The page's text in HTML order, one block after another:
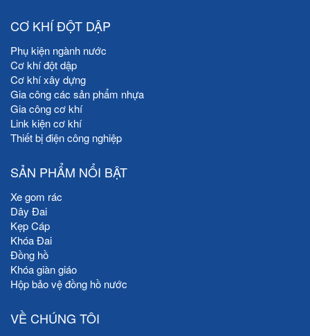
CƠ KHÍ ĐỘT DẬP
Phụ kiện ngành nước
Cơ khí đột dập
Cơ khí xây dựng
Gia công các sản phẩm nhựa
Gia công cơ khí
Link kiện cơ khí
Thiết bị điện công nghiệp
SẢN PHẨM NỔI BẬT
Xe gom rác
Dây Đai
Kẹp Cáp
Khóa Đai
Đồng hồ
Khóa giàn giáo
Hộp bảo vệ đồng hồ nước
VỀ CHÚNG TÔI